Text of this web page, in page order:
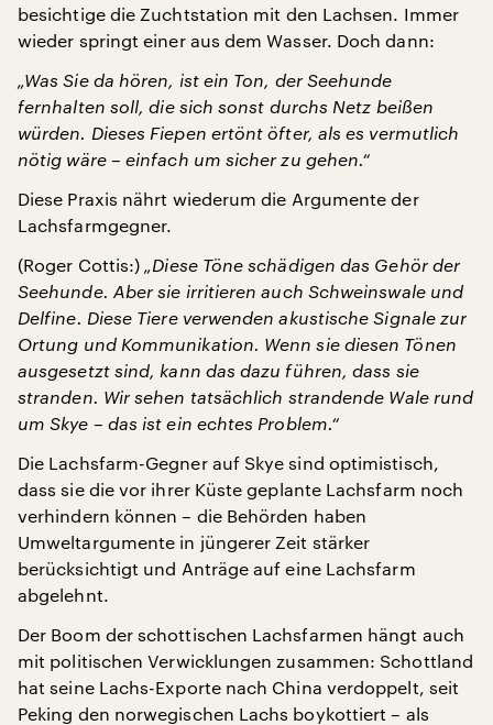
besichtige die Zuchtstation mit den Lachsen. Immer
wieder springt einer aus dem Wasser. Doch dann:
„Was Sie da hören, ist ein Ton, der Seehunde
fernhalten soll, die sich sonst durchs Netz beißen
würden. Dieses Fiepen ertönt öfter, als es vermutlich
nötig wäre – einfach um sicher zu gehen.“
Diese Praxis nährt wiederum die Argumente der
Lachsfarmgegner.
(Roger Cottis:) „Diese Töne schädigen das Gehör der
Seehunde. Aber sie irritieren auch Schweinswale und
Delfine. Diese Tiere verwenden akustische Signale zur
Ortung und Kommunikation. Wenn sie diesen Tönen
ausgesetzt sind, kann das dazu führen, dass sie
stranden. Wir sehen tatsächlich strandende Wale rund
um Skye – das ist ein echtes Problem.“
Die Lachsfarm-Gegner auf Skye sind optimistisch,
dass sie die vor ihrer Küste geplante Lachsfarm noch
verhindern können – die Behörden haben
Umweltargumente in jüngerer Zeit stärker
berücksichtigt und Anträge auf eine Lachsfarm
abgelehnt.
Der Boom der schottischen Lachsfarmen hängt auch
mit politischen Verwicklungen zusammen: Schottland
hat seine Lachs-Exporte nach China verdoppelt, seit
Peking den norwegischen Lachs boykottiert – als